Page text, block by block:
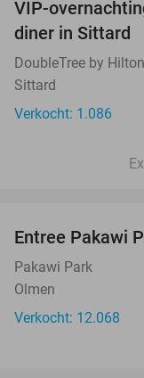
VIP-
diner in Sittard
DoubleTree by
Sittard
Verkocht: 1.086
Entree Pakawi
Pakawi Park
Olmen
Verkocht: 12.068